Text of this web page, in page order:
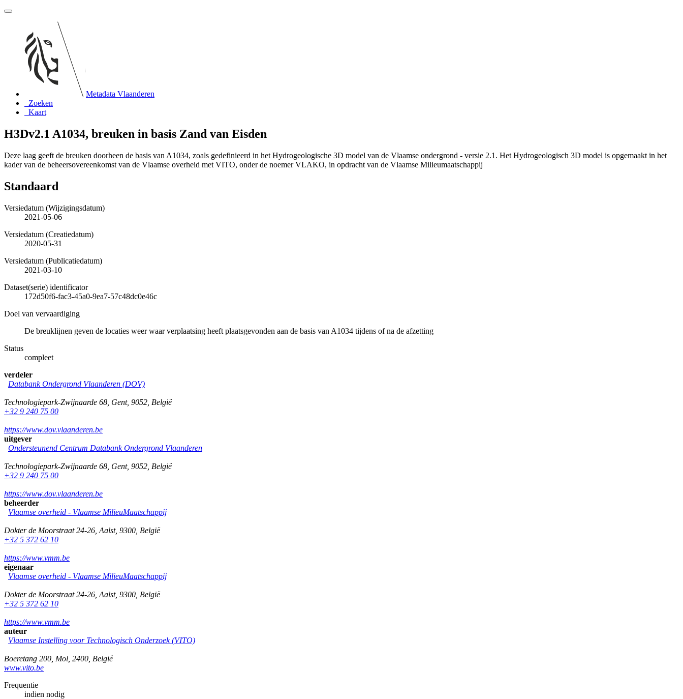
Metadata Vlaanderen
Zoeken
Kaart
H3Dv2.1 A1034, breuken in basis Zand van Eisden
Deze laag geeft de breuken doorheen de basis van A1034, zoals gedefinieerd in het Hydrogeologische 3D model van de Vlaamse ondergrond - versie 2.1. Het Hydrogeologisch 3D model is opgemaakt in het
kader van de beheersovereenkomst van de Vlaamse overheid met VITO, onder de noemer VLAKO, in opdracht van de Vlaamse Milieumaatschappij
Standaard
Versiedatum (Wijzigingsdatum)
2021-05-06
Versiedatum (Creatiedatum)
2020-05-31
Versiedatum (Publicatiedatum)
2021-03-10
Dataset(serie) identificator
172d50f6-fac3-45a0-9ea7-57c48dc0e46c
Doel van vervaardiging
De breuklijnen geven de locaties weer waar verplaatsing heeft plaatsgevonden aan de basis van A1034 tijdens of na de afzetting
Status
compleet
verdeler
Databank Ondergrond Vlaanderen (DOV)
Technologiepark-Zwijnaarde 68 Gent, 9052 België
+32 9 240 75 00
https://www.dov.vlaanderen.be
uitgever
Ondersteunend Centrum Databank Ondergrond Vlaanderen
Technologiepark-Zwijnaarde 68 Gent, 9052 België
+32 9 240 75 00
https://www.dov.vlaanderen.be
beheerder
Vlaamse overheid - Vlaamse MilieuMaatschappij
Dokter de Moorstraat 24-26 Aalst, 9300 België
+32 5 372 62 10
https://www.vmm.be
eigenaar
Vlaamse overheid - Vlaamse MilieuMaatschappij
Dokter de Moorstraat 24-26 Aalst, 9300 België
+32 5 372 62 10
https://www.vmm.be
auteur
Vlaamse Instelling voor Technologisch Onderzoek (VITO)
Boeretang 200 Mol 2400 België
www.vito.be
Frequentie
indien nodig